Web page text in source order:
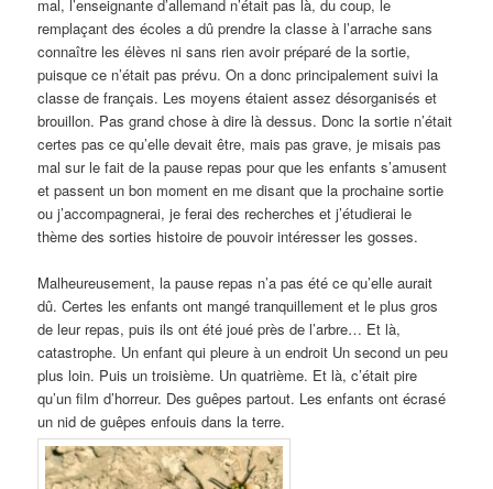
mal, l’enseignante d’allemand n’était pas là, du coup, le
remplaçant des écoles a dû prendre la classe à l’arrache sans
connaître les élèves ni sans rien avoir préparé de la sortie,
puisque ce n’était pas prévu. On a donc principalement suivi la
classe de français. Les moyens étaient assez désorganisés et
brouillon. Pas grand chose à dire là dessus. Donc la sortie n’était
certes pas ce qu’elle devait être, mais pas grave, je misais pas
mal sur le fait de la pause repas pour que les enfants s’amusent
et passent un bon moment en me disant que la prochaine sortie
ou j’accompagnerai, je ferai des recherches et j’étudierai le
thème des sorties histoire de pouvoir intéresser les gosses.
Malheureusement, la pause repas n’a pas été ce qu’elle aurait
dû. Certes les enfants ont mangé tranquillement et le plus gros
de leur repas, puis ils ont été joué près de l’arbre… Et là,
catastrophe. Un enfant qui pleure à un endroit Un second un peu
plus loin. Puis un troisième. Un quatrième. Et là, c’était pire
qu’un film d’horreur. Des guêpes partout. Les enfants ont écrasé
un nid de guêpes enfouis dans la terre.